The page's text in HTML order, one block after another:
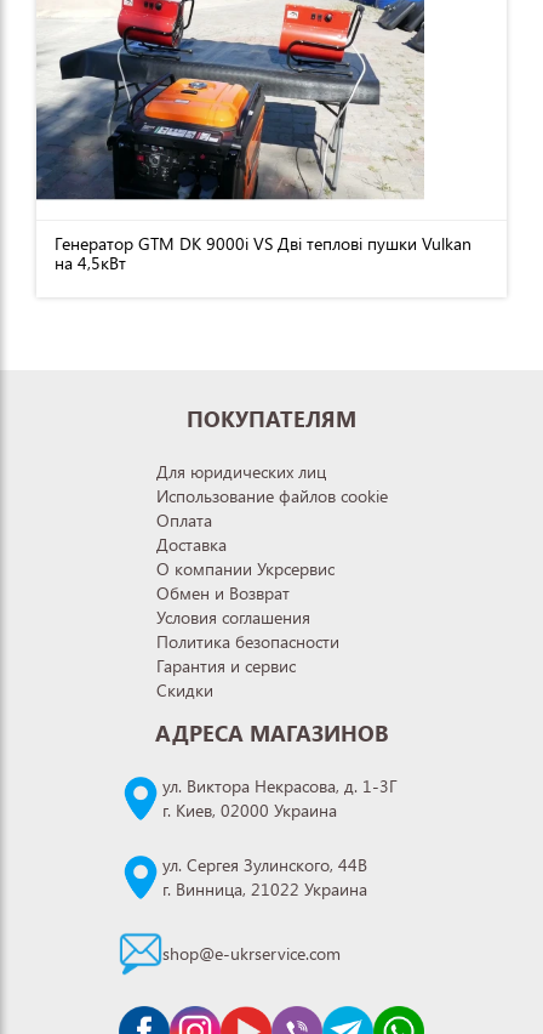
Генератор GTM DK 9000i VS Дві теплові пушки Vulkan
на 4,5кВт
ПОКУПАТЕЛЯМ
Для юридических лиц
Использование файлов cookie
Оплата
Доставка
О компании Укрсервис
Обмен и Возврат
Условия соглашения
Политика безопасности
Гарантия и сервис
Скидки
АДРЕСА МАГАЗИНОВ
ул. Виктора Некрасова, д. 1-3Г
г. Киев, 02000 Украина
ул. Сергея Зулинского, 44В
г. Винница, 21022 Украина
shop@e-ukrservice.com